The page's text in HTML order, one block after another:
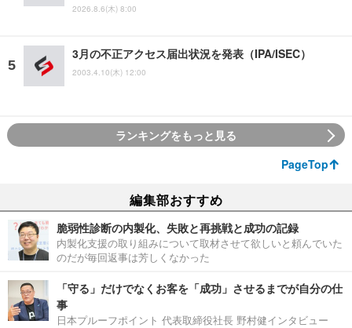
2026.8.6(木) 8:00
3月の不正アクセス届出状況を発表（IPA/ISEC）
2003.4.10(木) 12:00
ランキングをもっと見る
PageTop
編集部おすすめ
脆弱性診断の内製化、失敗と再挑戦と成功の記録
内製化支援の取り組みについて取材させて欲しいと頼んでいた
のだが毎回返事は芳しくなかった
「守る」だけでなくお客を「成功」させるまでが自分の仕
事
日本プルーフポイント 代表取締役社長 野村健インタビュー